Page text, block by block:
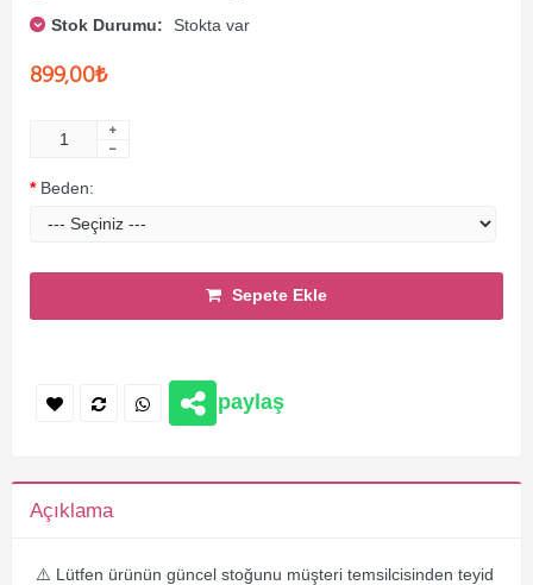
Stok Durumu:
Stokta var
899,00₺
Beden:
Sepete Ekle
paylaş
Açıklama
⚠️ Lütfen ürünün güncel stoğunu müşteri temsilcisinden teyid